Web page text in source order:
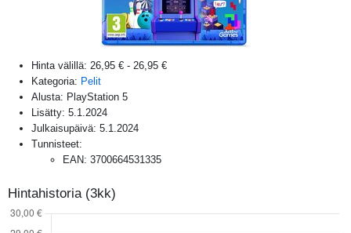
Hinta välillä: 26,95 € - 26,95 €
Kategoria: Pelit
Alusta: PlayStation 5
Lisätty: 5.1.2024
Julkaisupäivä: 5.1.2024
Tunnisteet:
EAN: 3700664531335
Hintahistoria (3kk)